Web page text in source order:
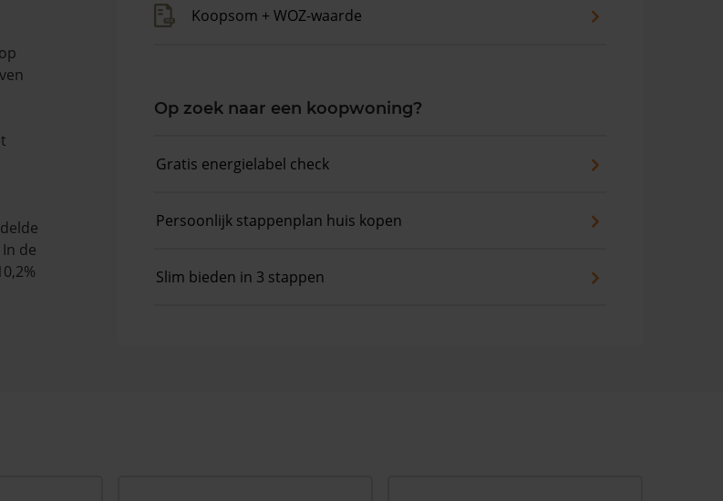
de
Koopsom + WOZ-waarde
Op zoek naar een koopwoning?
Gratis energielabel check
Persoonlijk stappenplan huis kopen
Slim bieden in 3 stappen